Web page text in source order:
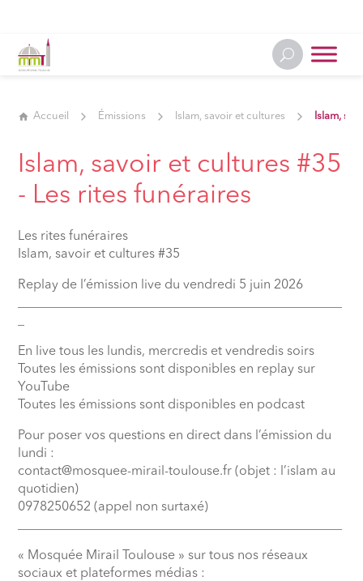
Accueil Émissions Islam, savoir et cultures Islam,
Islam, savoir et cultures #35
⁠- Les rites funéraires
Les rites funéraires
Islam, savoir et cultures #35
Replay de l’émission live du vendredi 5 juin 2026
En live tous les lundis, mercredis et vendredis soirs
Toutes les émissions sont disponibles en replay sur
YouTube
Toutes les émissions sont disponibles en podcast
Pour poser vos questions en direct dans l’émission du
lundi :
contact@mosquee-mirail-toulouse.fr (objet : l’islam au
quotidien)
0978250652 (appel non surtaxé)
« Mosquée Mirail Toulouse » sur tous nos réseaux
sociaux et plateformes médias :